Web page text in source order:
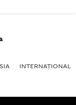
INTERNAŢIONAL